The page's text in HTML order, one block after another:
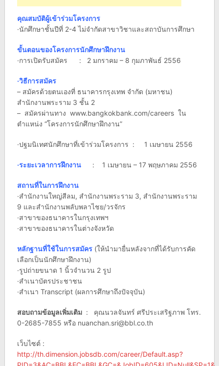
คุณสมบัติผู้เข้าร่วมโครงการ
·นักศึกษาชั้นปีที่ 2-4 ไม่จำกัดสาขาวิชาและสถาบันการศึกษา
ขั้นตอนของโครงการนักศึกษาฝึกงาน
·การเปิดรับสมัคร : 2 มกราคม – 8 กุมภาพันธ์ 2556
·วิธีการสมัคร
– สมัครด้วยตนเองที่ ธนาคารกรุงเทพ จำกัด (มหาชน)
สำนักงานพระราม 3 ชั้น 2
– สมัครผ่านทาง www.bangkokbank.com/careers ใน
ตำแหน่ง “โครงการนักศึกษาฝึกงาน”
·ปฐมนิเทศนักศึกษาที่เข้าร่วมโครงการ : 1 เมษายน 2556
·ระยะเวลาการฝึกงาน : 1 เมษายน – 17 พฤษภาคม 2556
สถานที่ในการฝึกงาน
·สำนักงานใหญ่สีลม, สำนักงานพระราม 3, สำนักงานพระราม
9 และสำนักงานพลับพลาไชย/วรจักร
·สาขาของธนาคารในกรุงเทพฯ
·สาขาของธนาคารในต่างจังหวัด
หลักฐานที่ใช้ในการสมัคร(ให้นำมายื่นหลังจากที่ได้รับการคัด
เลือกเป็นนักศึกษาฝึกงาน)
·รูปถ่ายขนาด 1 นิ้วจำนวน 2 รูป
·สำเนาบัตรประชาชน
·สำเนา Transcript (ผลการศึกษาถึงปัจจุบัน)
สอบถามข้อมูลเพิ่มเติม: คุณนวลจันทร์ ศรีประเสริฐภาพ โทร.
0-2685-7855 หรือ nuanchan.sri@bbl.co.th
เว็บไซต์ :
http://th.dimension.jobsdb.com/career/Default.asp?